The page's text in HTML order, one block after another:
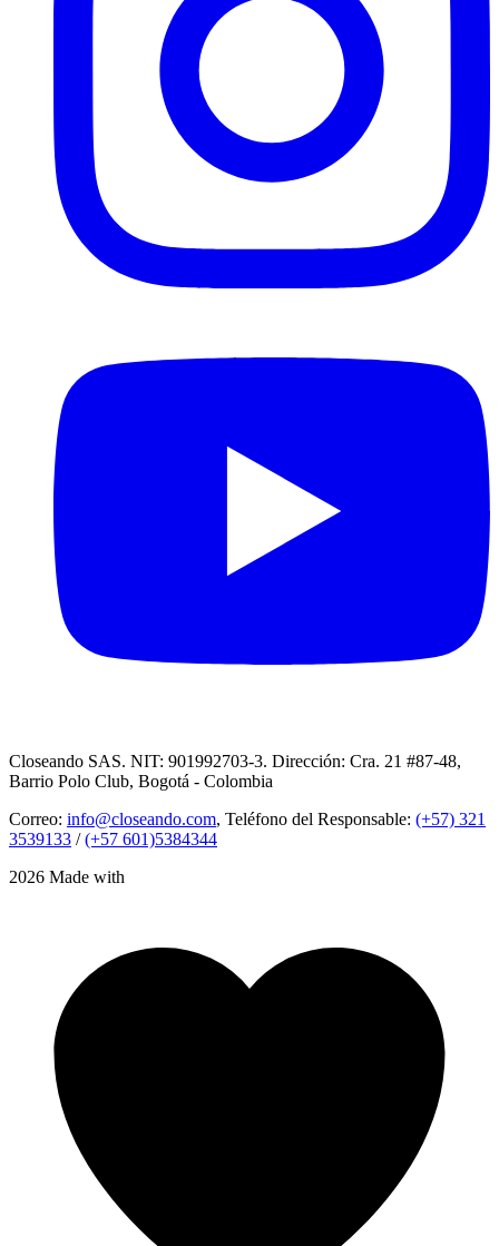
Closeando SAS. NIT: 901992703-3. Dirección: Cra. 21 #87-48,
Barrio Polo Club, Bogotá - Colombia
Correo: info@closeando.com, Teléfono del Responsable: (+57) 321
3539133 /(+57 601)5384344
2026 Made with